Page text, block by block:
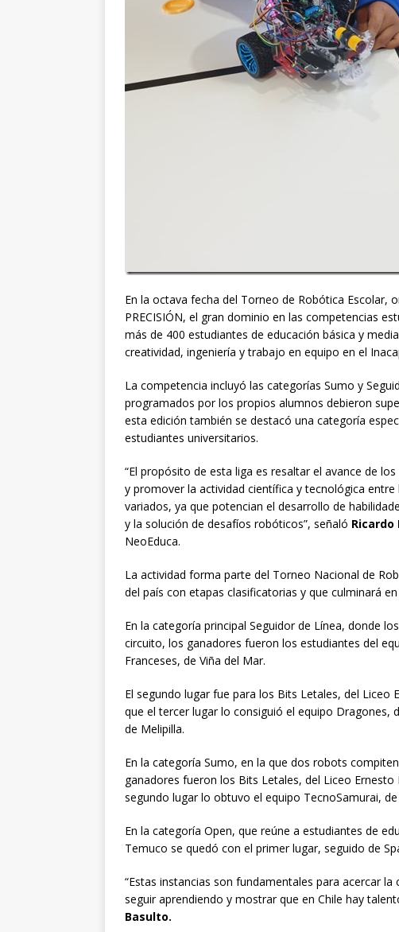
En la octava fecha del Torneo de Robótica Escolar,
PRECISIÓN, el gran dominio en las competencias
más de 400 estudiantes de educación básica y
creatividad, ingeniería y trabajo en equipo en el
La competencia incluyó las categorías Sumo y
programados por los propios alumnos debieron
esta edición también se destacó una categoría
estudiantes universitarios.
“El propósito de esta liga es resaltar el avance de
y promover la actividad científica y tecnológica
variados, ya que potencian el desarrollo de
y la solución de desafíos robóticos”, señaló Ricardo
NeoEduca.
La actividad forma parte del Torneo Nacional de
del país con etapas clasificatorias y que culminará
En la categoría principal Seguidor de Línea, donde
circuito, los ganadores fueron los estudiantes del
Franceses, de Viña del Mar.
El segundo lugar fue para los Bits Letales, del
que el tercer lugar lo consiguió el equipo
de Melipilla.
En la categoría Sumo, en la que dos robots
ganadores fueron los Bits Letales, del Liceo
segundo lugar lo obtuvo el equipo TecnoSamurai,
En la categoría Open, que reúne a estudiantes de
Temuco se quedó con el primer lugar, seguido de
“Estas instancias son fundamentales para acercar
seguir aprendiendo y mostrar que en Chile hay
Basulto.